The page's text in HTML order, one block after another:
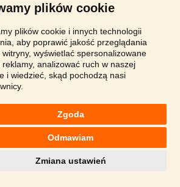
plików cookie
plików cookie i innych technologii
aby poprawić jakość przeglądania
witryny, wyświetlać spersonalizowane
reklamy, analizować ruch w naszej
i wiedzieć, skąd pochodzą nasi
Zgoda
Odmawiam
Zmiana ustawień
ogłoszenia
173 , w ciągu 24 godzin:2
wyszukiwania
,Austria